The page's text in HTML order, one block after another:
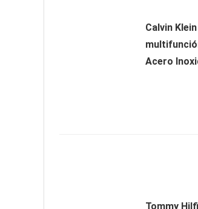
Calvin
Acero
Tommy